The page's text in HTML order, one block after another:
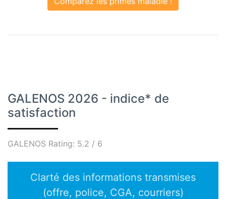
GALENOS 2026 - indice* de
satisfaction
GALENOS Rating: 5.2 / 6
Clarté des informations transmises
(offre, police, CGA, courriers)